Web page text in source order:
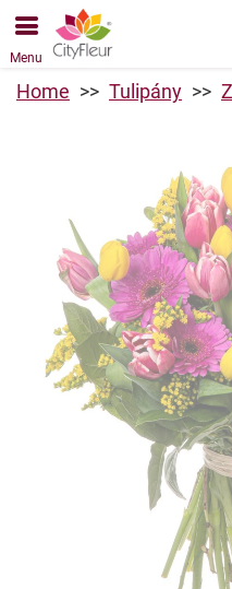
Objednávky prijímame
Najskorší možný termín
Menu
Home Tulipány